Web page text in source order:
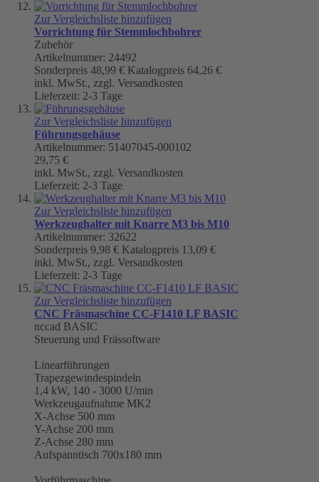
Zur Vergleichsliste hinzufügen
Vorrichtung für Stemmlochbohrer
Zubehör
Artikelnummer: 24492
Sonderpreis 48,99 € Katalogpreis 64,26 €
inkl. MwSt., zzgl. Versandkosten
Lieferzeit: 2-3 Tage
Zur Vergleichsliste hinzufügen
Führungsgehäuse
Artikelnummer: 51407045-000102
29,75 €
inkl. MwSt., zzgl. Versandkosten
Lieferzeit: 2-3 Tage
Zur Vergleichsliste hinzufügen
Werkzeughalter mit Knarre M3 bis M10
Artikelnummer: 32622
Sonderpreis 9,98 € Katalogpreis 13,09 €
inkl. MwSt., zzgl. Versandkosten
Lieferzeit: 2-3 Tage
Zur Vergleichsliste hinzufügen
CNC Fräsmaschine CC-F1410 LF BASIC
nccad BASIC
Steuerung und Frässoftware
Linearführungen
Trapezgewindespindeln
1,4 kW, 140 - 3000 U/min
Werkzeugaufnahme MK2
X-Achse 500 mm
Y-Achse 200 mm
Z-Achse 280 mm
Aufspanntisch 700x180 mm